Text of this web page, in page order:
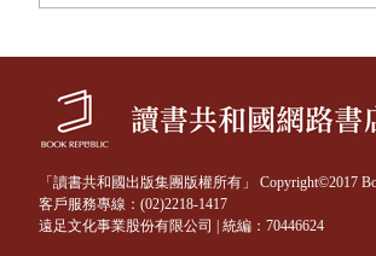
有些平時當主管的人在黑房裡，還會照著過
容，彼此互通心意，溝通遊戲自此就算大功
豐富。
走出黑房，來到光房，分享從自主者變成非
為主宰與協助的角色。
「讀書共和國出版集團版權所有」 Copyright©2017
客戶服務專線：(02)2218-1417
遠足文化事業股份有限公司 | 統編：70446624